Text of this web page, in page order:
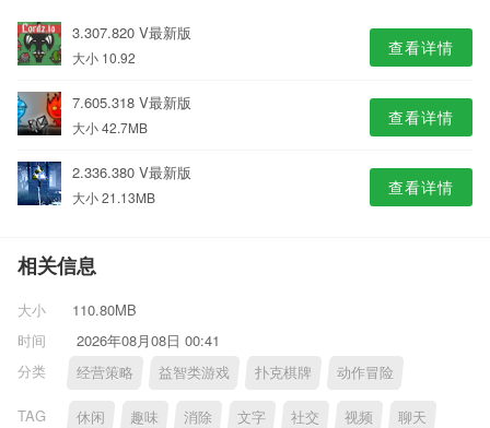
3.307.820 V最新版
大小 10.92 查看详情
7.605.318 V最新版
大小 42.7MB 查看详情
2.336.380 V最新版
大小 21.13MB 查看详情
相关信息
大小
110.80MB
时间
2026年08月08日 00:41
分类
经营策略 益智类游戏 扑克棋牌 动作冒险
TAG 休闲 趣味 消除 文字 社交 视频 聊天